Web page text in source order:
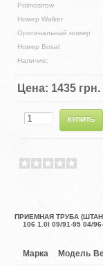
Polmostrow
Номер Walker
Оригинальный номер
Номер Bosal
Наличие:
Цена: 1435 грн.
ПРИЕМНАЯ ТРУБА
106 1.0I 09/91-95 04/
Марка Модель